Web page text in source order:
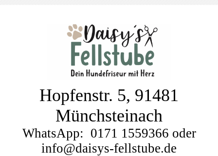
Hopfenstr. 5, 91481
Münchsteinach
WhatsApp: 0171 1559366 oder
info@daisys-fellstube.de